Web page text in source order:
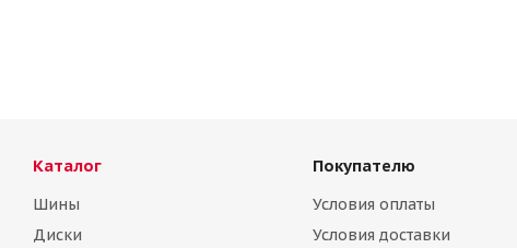
Каталог
Шины
Диски
Покупателю
Условия оплаты
Условия доставки